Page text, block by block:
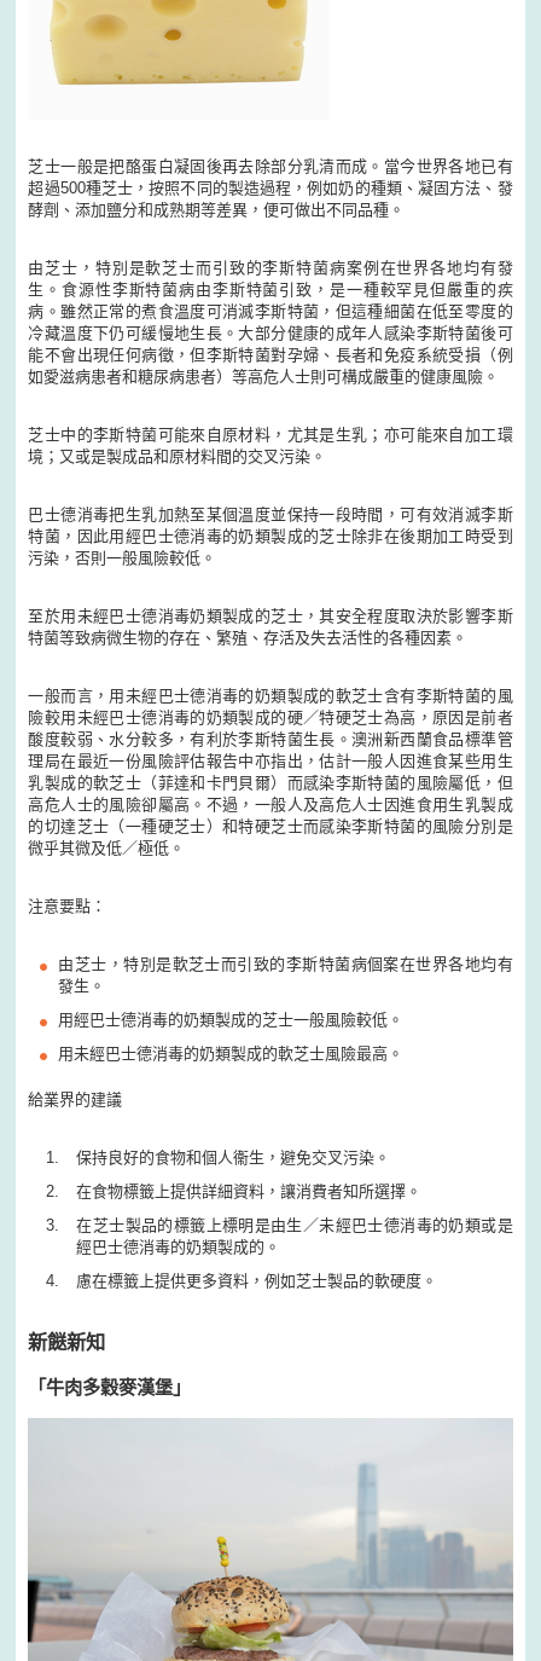
芝士一般是把酪蛋白凝固後再去除部分乳清而成。當今世界各地已有
超過500種芝士，按照不同的製造過程，例如奶的種類、凝固方法、發
酵劑、添加鹽分和成熟期等差異，便可做出不同品種。
由芝士，特別是軟芝士而引致的李斯特菌病案例在世界各地均有發
生。食源性李斯特菌病由李斯特菌引致，是一種較罕見但嚴重的疾
病。雖然正常的煮食溫度可消滅李斯特菌，但這種細菌在低至零度的
冷藏溫度下仍可緩慢地生長。大部分健康的成年人感染李斯特菌後可
能不會出現任何病徵，但李斯特菌對孕婦、長者和免疫系統受損（例
如愛滋病患者和糖尿病患者）等高危人士則可構成嚴重的健康風險。
芝士中的李斯特菌可能來自原材料，尤其是生乳；亦可能來自加工環
境；又或是製成品和原材料間的交叉污染。
巴士德消毒把生乳加熱至某個溫度並保持一段時間，可有效消滅李斯
特菌，因此用經巴士德消毒的奶類製成的芝士除非在後期加工時受到
污染，否則一般風險較低。
至於用未經巴士德消毒奶類製成的芝士，其安全程度取決於影響李斯
特菌等致病微生物的存在、繁殖、存活及失去活性的各種因素。
一般而言，用未經巴士德消毒的奶類製成的軟芝士含有李斯特菌的風
險較用未經巴士德消毒的奶類製成的硬／特硬芝士為高，原因是前者
酸度較弱、水分較多，有利於李斯特菌生長。澳洲新西蘭食品標準管
理局在最近一份風險評估報告中亦指出，估計一般人因進食某些用生
乳製成的軟芝士（菲達和卡門貝爾）而感染李斯特菌的風險屬低，但
高危人士的風險卻屬高。不過，一般人及高危人士因進食用生乳製成
的切達芝士（一種硬芝士）和特硬芝士而感染李斯特菌的風險分別是
微乎其微及低／極低。
注意要點：
由芝士，特別是軟芝士而引致的李斯特菌病個案在世界各地均有
發生。
用經巴士德消毒的奶類製成的芝士一般風險較低。
用未經巴士德消毒的奶類製成的軟芝士風險最高。
給業界的建議
保持良好的食物和個人衞生，避免交叉污染。
在食物標籤上提供詳細資料，讓消費者知所選擇。
在芝士製品的標籤上標明是由生／未經巴士德消毒的奶類或是
經巴士德消毒的奶類製成的。
慮在標籤上提供更多資料，例如芝士製品的軟硬度。
新餸新知
「牛肉多穀麥漢堡」